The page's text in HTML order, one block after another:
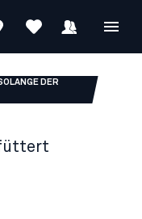
DER